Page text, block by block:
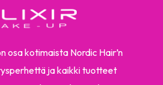
osa kotimaista Nordic Hair’n
ja kaikki tuotteet